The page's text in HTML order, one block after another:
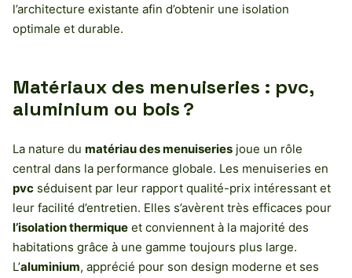
l’architecture existante afin d’obtenir une isolation
optimale et durable.
Matériaux des menuiseries : pvc,
aluminium ou bois ?
La nature du matériau des menuiseries joue un rôle
central dans la performance globale. Les menuiseries en
pvc séduisent par leur rapport qualité-prix intéressant et
leur facilité d’entretien. Elles s’avèrent très efficaces pour
l’isolation thermique et conviennent à la majorité des
habitations grâce à une gamme toujours plus large.
L’aluminium, apprécié pour son design moderne et ses